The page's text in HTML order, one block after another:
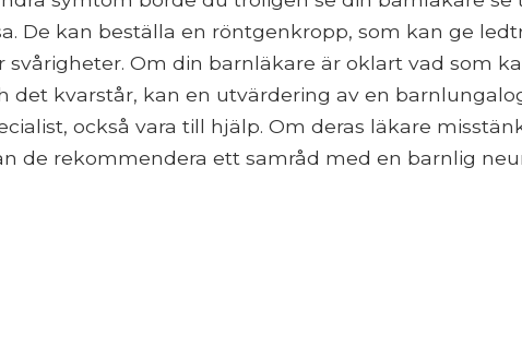
De kan beställa en röntgenkropp, som kan ge
svårigheter. Om din barnläkare är oklart vad som
det kvarstår, kan en utvärdering av en
också vara till hjälp. Om deras läkare
de rekommendera ett samråd med en barnlig